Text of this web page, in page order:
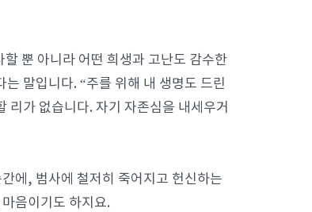
뿐 아니라 어떤 희생과 고난도 감수한
말입니다. “주를 위해 내 생명도 드린
리가 없습니다. 자기 자존심을 내세우거
에, 범사에 철저히 죽어지고 헌신하는
음이기도 하지요.